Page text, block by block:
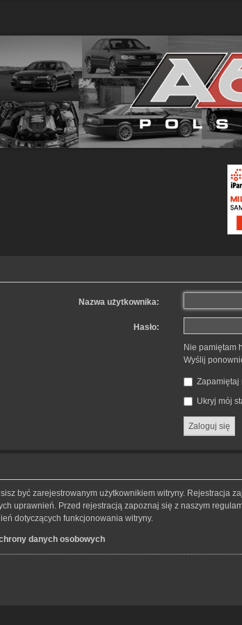
Nazwa użytkownika:
Hasło:
Nie pamiętam
Wyślij
Zapamiętaj
Ukryj mój
być zarejestrowanym użytkownikiem witryny. Rejestracja
uprawnień. Przed rejestracją zapoznaj się z naszym
dotyczących funkcjonowania witryny.
danych osobowych